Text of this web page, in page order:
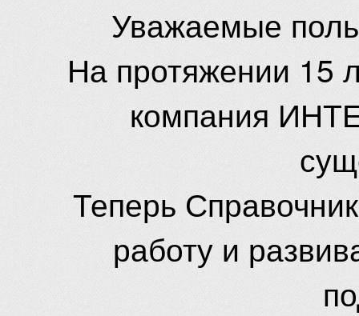
Уважаемые
На протяжении 15
компания
Теперь
работу и